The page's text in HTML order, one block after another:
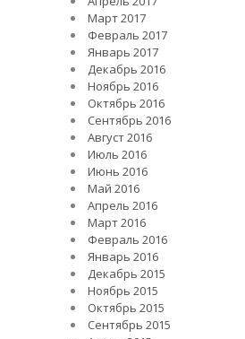
Март 2017
Февраль 2017
Январь 2017
Декабрь 2016
Ноябрь 2016
Октябрь 2016
Сентябрь 2016
Август 2016
Июль 2016
Июнь 2016
Май 2016
Апрель 2016
Март 2016
Февраль 2016
Январь 2016
Декабрь 2015
Ноябрь 2015
Октябрь 2015
Сентябрь 2015